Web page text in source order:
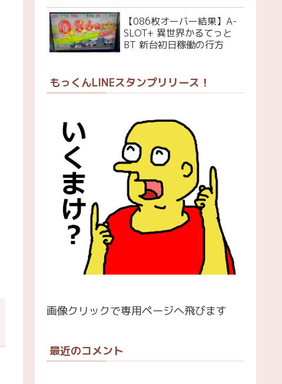
【086枚オーバー結果】A-
SLOT+ 異世界かるてっと
BT 新台初日稼働の行方
もっくんLINEスタンプリリース！
画像クリックで専用ページへ飛びます
最近のコメント